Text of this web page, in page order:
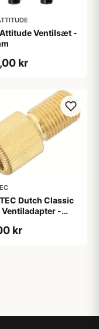
Ventilsæt -
kr
Dutch Classic
-
kr